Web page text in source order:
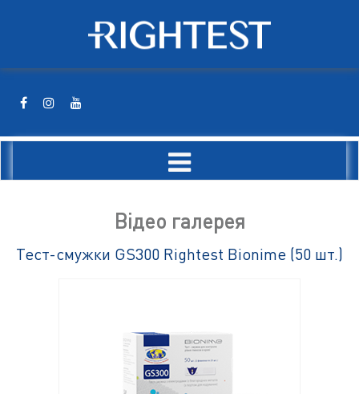
Відео галерея
Тест-смужки GS300 Rightest Bionime (50 шт.)